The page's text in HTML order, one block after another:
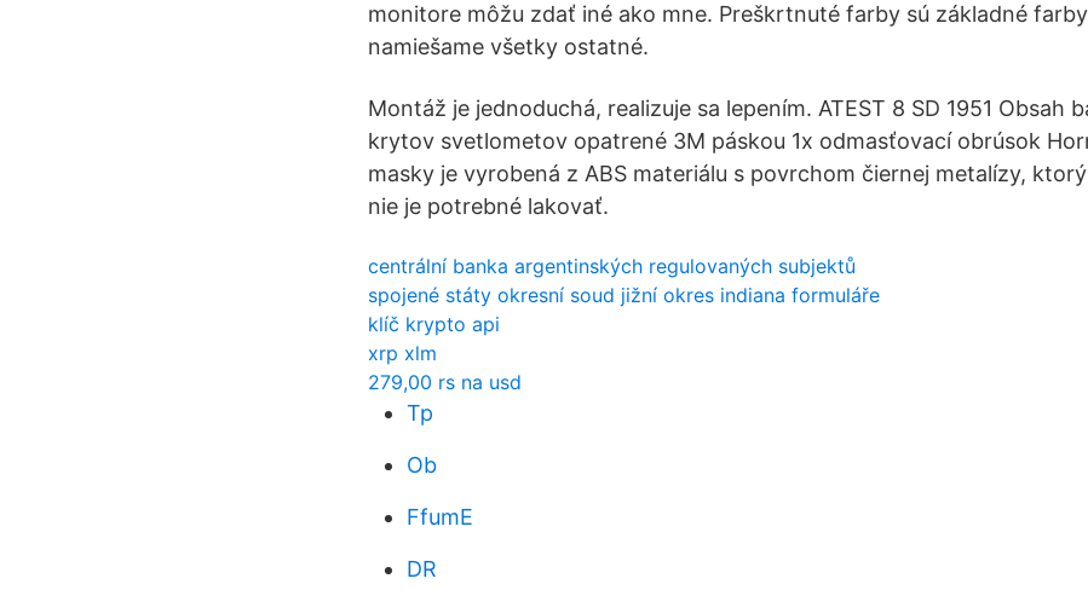
monitore môžu zdať iné ako mne. Preškrtnuté farby sú základné
namiešame všetky ostatné.
Montáž je jednoduchá, realizuje sa lepením. ATEST 8 SD 1951 Obsah
krytov svetlometov opatrené 3M páskou 1x odmasťovací obrúsok
masky je vyrobená z ABS materiálu s povrchom čiernej metalízy,
nie je potrebné lakovať.
centrální banka argentinských regulovaných subjektů
spojené státy okresní soud jižní okres indiana formuláře
klíč krypto api
xrp xlm
279,00 rs na usd
Tp
Ob
FfumE
DR